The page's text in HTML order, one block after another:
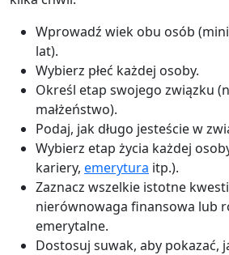
Wprowadź wiek obu osób
lat).
Wybierz płeć każdej osoby.
Określ etap swojego związku
małżeństwo).
Podaj, jak długo jesteście w
Wybierz etap życia każdej
kariery, emerytura itp.).
Zaznacz wszelkie istotne
nierównowaga finansowa lub
emerytalne.
Dostosuj suwak, aby pokazać,